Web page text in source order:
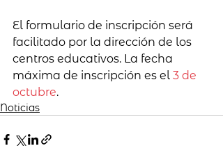
El formulario de inscripción será
facilitado por la dirección de los
centros educativos. La fecha
máxima de inscripción es el 3 de
octubre.
Noticias